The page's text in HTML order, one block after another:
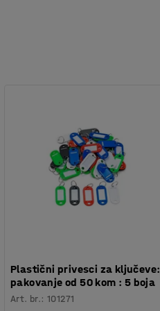
Plastični privesci za ključeve:
pakovanje od 50 kom : 5 boja
Art. br.:101271